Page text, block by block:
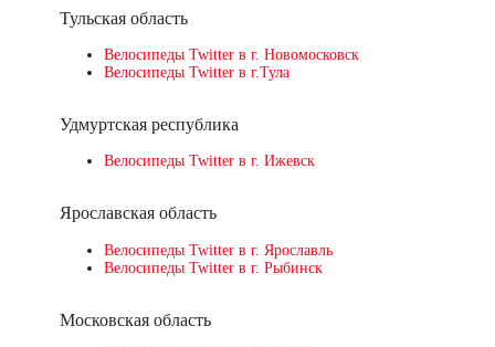
Тульская область
Велосипеды Twitter в г. Новомосковск
Велосипеды Twitter в г.Тула
Удмуртская республика
Велосипеды Twitter в г. Ижевск
Ярославская область
Велосипеды Twitter в г. Ярославль
Велосипеды Twitter в г. Рыбинск
Московская область